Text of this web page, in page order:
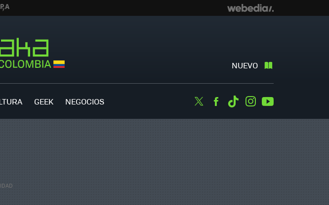
NUEVO
GEEK NEGOCIOS TwitterFacebook
TiktokInstagram